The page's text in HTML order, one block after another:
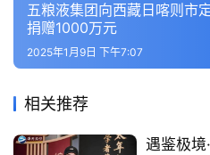
五粮液集团向西藏日喀则市
捐赠1000万元
2025年1月9日 下午7:07
相关推荐
遇鉴极